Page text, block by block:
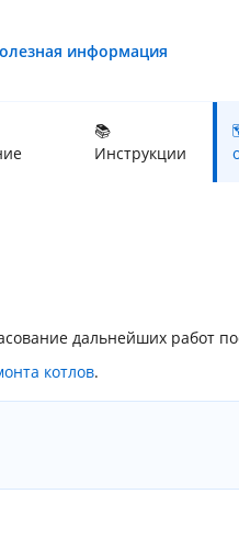
информация
📚
Инструкции
дальнейших работ
котлов.